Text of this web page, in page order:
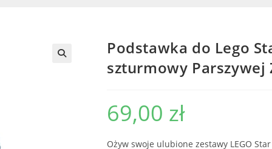
Podstawka do Lego
szturmowy Parszywej
69,00 zł
Ożyw swoje ulubione zestawy LEGO